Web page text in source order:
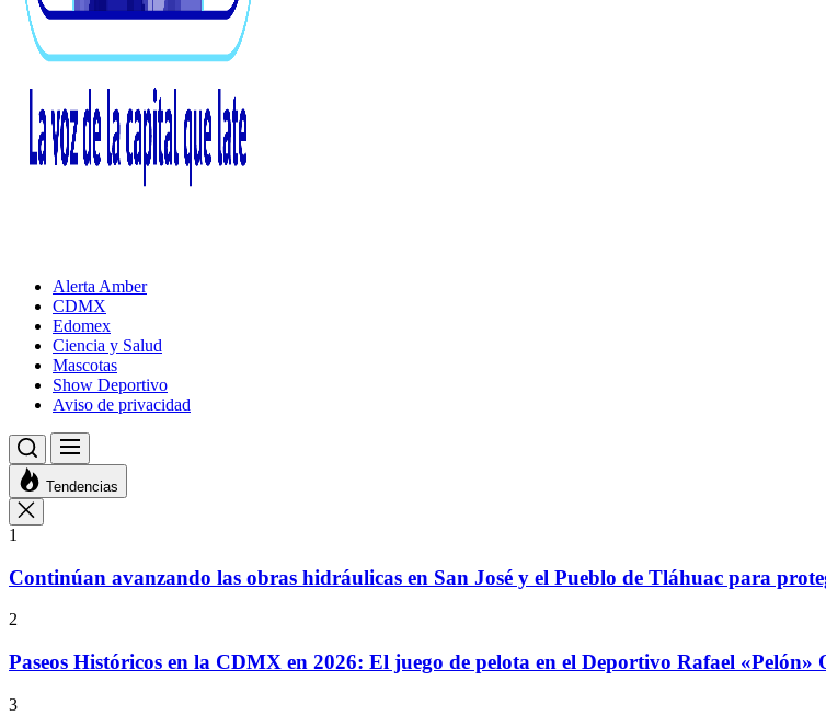
Alerta Amber
CDMX
Edomex
Ciencia y Salud
Mascotas
Show Deportivo
Aviso de privacidad
Tendencias
1
Continúan avanzando las obras hidráulicas en San José y el Pueblo de Tláhuac para
2
Paseos Históricos en la CDMX en 2026: El juego de pelota en el Deportivo Rafael «Pelón»
3